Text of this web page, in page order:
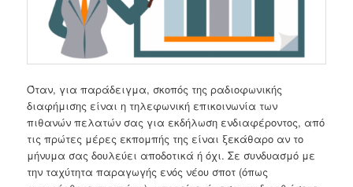
Όταν, για παράδειγμα, σκοπός της ραδιοφωνικής
διαφήμισης είναι η τηλεφωνική επικοινωνία των
πιθανών πελατών σας για εκδήλωση ενδιαφέροντος, από
τις πρώτες μέρες εκπομπής της είναι ξεκάθαρο αν το
μήνυμα σας δουλεύει αποδοτικά ή όχι. Σε συνδυασμό με
την ταχύτητα παραγωγής ενός νέου σποτ (όπως